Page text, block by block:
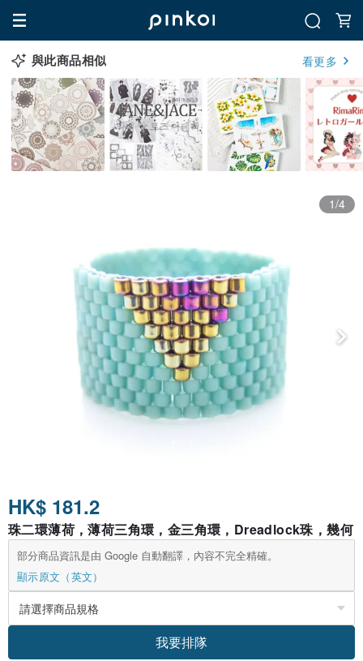
與此商品相似 看更多
1/4
HK$ 181.2
珠二環薄荷，薄荷三角環，金三角環，Dreadlock珠，幾何
部分商品資訊是由 Google 自動翻譯，內容不完全精確。
顯示原文（英文）
我要排隊